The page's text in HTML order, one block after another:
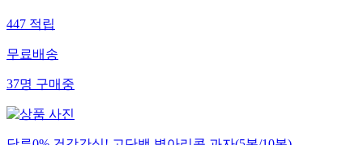
447 적립
무료배송
37명 구매중